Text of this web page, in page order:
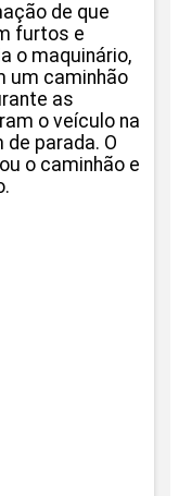
de que
furtos e
o maquinário,
um caminhão
as
o veículo na
parada. O
o caminhão e